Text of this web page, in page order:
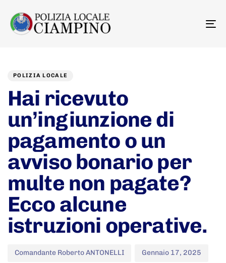
POLIZIA LOCALE
Hai ricevuto
un’ingiunzione di
pagamento o un
avviso bonario per
multe non pagate?
Ecco alcune
istruzioni operative.
Comandante Roberto ANTONELLI Gennaio 17, 2025